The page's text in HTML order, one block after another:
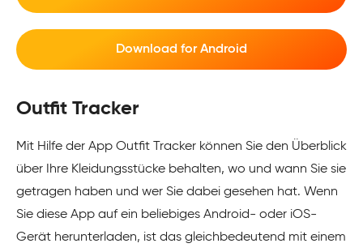
Download for Android
Outfit Tracker
Mit Hilfe der App Outfit Tracker können Sie den Überblick
über Ihre Kleidungsstücke behalten, wo und wann Sie sie
getragen haben und wer Sie dabei gesehen hat. Wenn
Sie diese App auf ein beliebiges Android- oder iOS-
Gerät herunterladen, ist das gleichbedeutend mit einem